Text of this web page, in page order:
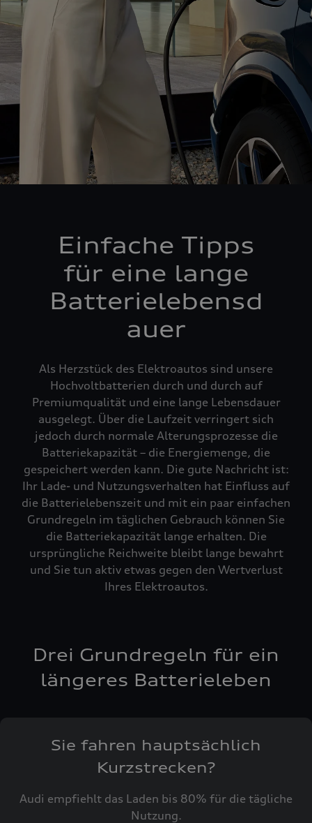
Einfache Tipps
für eine lange
Batterielebensd
auer
Als Herzstück des Elektroautos sind unsere
Hochvoltbatterien durch und durch auf
Premiumqualität und eine lange Lebensdauer
ausgelegt. Über die Laufzeit verringert sich
jedoch durch normale Alterungsprozesse die
Batteriekapazität – die Energiemenge, die
gespeichert werden kann. Die gute Nachricht ist:
Ihr Lade- und Nutzungsverhalten hat Einfluss auf
die Batterielebenszeit und mit ein paar einfachen
Grundregeln im täglichen Gebrauch können Sie
die Batteriekapazität lange erhalten. Die
ursprüngliche Reichweite bleibt lange bewahrt
und Sie tun aktiv etwas gegen den Wertverlust
Ihres Elektroautos.
Drei Grundregeln für ein
längeres Batterieleben
Sie fahren hauptsächlich
Kurzstrecken?
Audi empfiehlt das Laden bis 80% für die tägliche
Nutzung.